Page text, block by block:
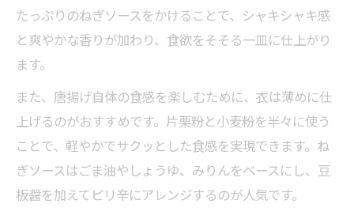
たっぷりのねぎソースをかけることで、シャキシャキ感
と爽やかな香りが加わり、食欲をそそる一皿に仕上がり
ます。
また、唐揚げ自体の食感を楽しむために、衣は薄めに仕
上げるのがおすすめです。片栗粉と小麦粉を半々に使う
ことで、軽やかでサクッとした食感を実現できます。ね
ぎソースはごま油やしょうゆ、みりんをベースにし、豆
板醤を加えてピリ辛にアレンジするのが人気です。